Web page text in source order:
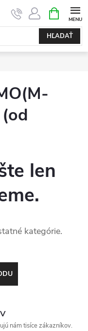
HĽADAŤ
KOŠÍK
len
kategórie.
nám tisíce zákazníkov.